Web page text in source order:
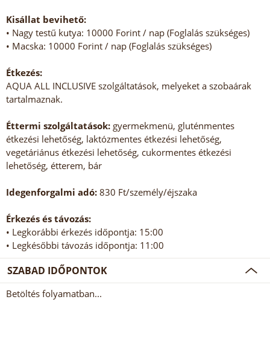
Kisállat bevihető:
• Nagy testű kutya: 10000 Forint / nap (Foglalás szükséges)
• Macska: 10000 Forint / nap (Foglalás szükséges)
Étkezés:
AQUA ALL INCLUSIVE szolgáltatások, melyeket a szobaárak
tartalmaznak.
Éttermi szolgáltatások: gyermekmenü, gluténmentes
étkezési lehetőség, laktózmentes étkezési lehetőség,
vegetáriánus étkezési lehetőség, cukormentes étkezési
lehetőség, étterem, bár
Idegenforgalmi adó: 830 Ft/személy/éjszaka
Érkezés és távozás:
• Legkorábbi érkezés időpontja: 15:00
• Legkésőbbi távozás időpontja: 11:00
SZABAD IDŐPONTOK
Betöltés folyamatban...